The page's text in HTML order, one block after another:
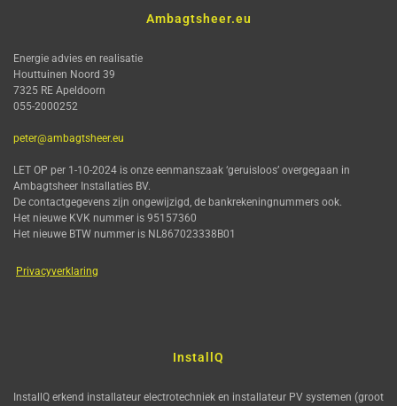
Ambagtsheer.eu
Energie advies en realisatie
Houttuinen Noord 39
7325 RE Apeldoorn
055-2000252
peter@ambagtsheer.eu
LET OP per 1-10-2024 is onze eenmanszaak ‘geruisloos’ overgegaan in
Ambagtsheer Installaties BV.
De contactgegevens zijn ongewijzigd, de bankrekeningnummers ook.
Het nieuwe KVK nummer is 95157360
Het nieuwe BTW nummer is NL867023338B01
Privacyverklaring
InstallQ
InstallQ erkend installateur electrotechniek en installateur PV systemen (groot